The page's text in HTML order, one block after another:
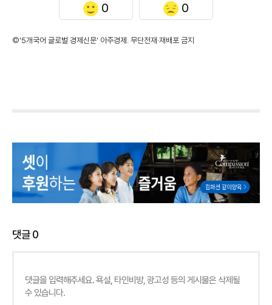
0 0
©'5개국어 글로벌 경제신문' 아주경제. 무단전재·재배포 금지
댓글0